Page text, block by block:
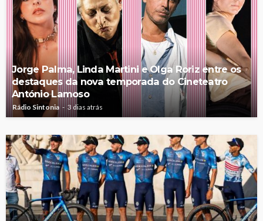
Jorge Palma, Linda Martini e Olga Roriz entre os
destaques da nova temporada do Cineteatro
António Lamoso
Rádio Sintonia 3 dias atrás